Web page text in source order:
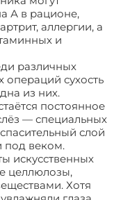
А в рационе,
аллергии, а
и
различных
операций сухость
из них.
постоянное
— специальных
слой
под веком.
искусственных
целлюлозы,
Хотя